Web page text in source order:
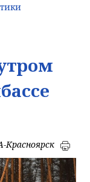
Красноярск